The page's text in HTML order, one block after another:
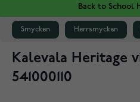
Back to School
Smycken Herrsmycken
Kalevala Heritage
541000110